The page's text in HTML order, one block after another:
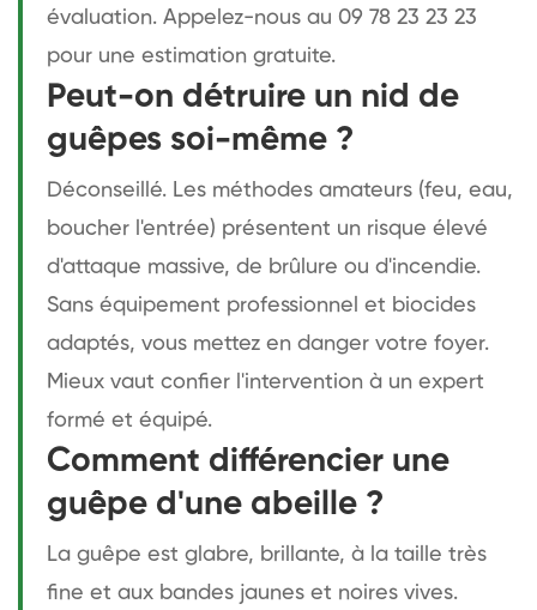
évaluation. Appelez-nous au 09 78 23 23 23
pour une estimation gratuite.
Peut-on détruire un nid de
guêpes soi-même ?
Déconseillé. Les méthodes amateurs (feu, eau,
boucher l'entrée) présentent un risque élevé
d'attaque massive, de brûlure ou d'incendie.
Sans équipement professionnel et biocides
adaptés, vous mettez en danger votre foyer.
Mieux vaut confier l'intervention à un expert
formé et équipé.
Comment différencier une
guêpe d'une abeille ?
La guêpe est glabre, brillante, à la taille très
fine et aux bandes jaunes et noires vives.